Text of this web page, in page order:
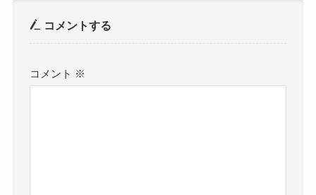
コメントする
コメント ※